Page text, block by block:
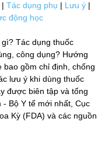
| Tác dụng phụ | Lưu ý |
động học
Tác dụng thuốc
công dụng? Hướng
bao gồm chỉ định, chống
lưu ý khi dùng thuốc
được biên tập và tổng
- Bộ Y tế mới nhất, Cục
Kỳ (FDA) và các nguồn